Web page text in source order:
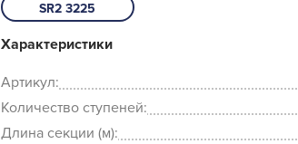
SR2 3225
Характеристики
Артикул:
Количество ступеней:
Длина секции (м):